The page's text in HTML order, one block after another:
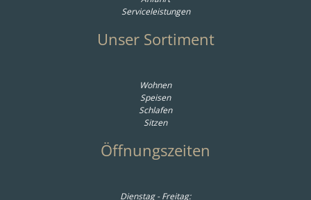
Serviceleistungen
Unser Sortiment
Wohnen
Speisen
Schlafen
Sitzen
Öffnungszeiten
Dienstag - Freitag: